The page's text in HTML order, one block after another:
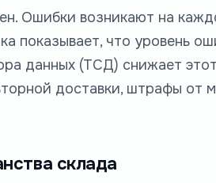
Ошибки возникают на
показывает, что уровень
данных (ТСД) снижает
доставки, штрафы от
склада